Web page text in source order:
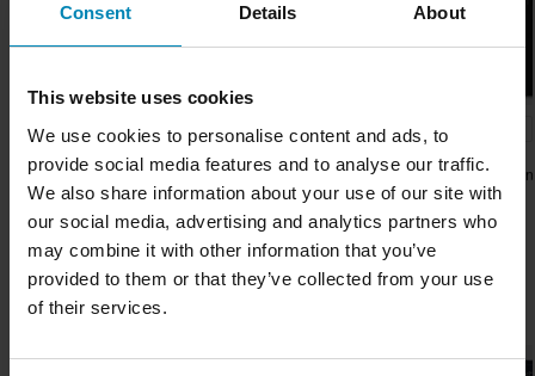
Consent Details About
This website uses cookies
We use cookies to personalise content and ads, to
provide social media features and to analyse our traffic.
We also share information about your use of our site with
our social media, advertising and analytics partners who
may combine it with other information that you’ve
provided to them or that they’ve collected from your use
of their services.
Paketmått
S
120 x 285 x 25 mm
M
130 x 285 x 20 mm
L
140 x 295 x 25 mm
tunga produkter. Se vårKundvård-sida
60 dagars returrätt*
Du har rätt att returnera din beställning inom 60 dagar.
Returavgifter tillkommer. *Rätten att returnera gäller inte för
produkter som är personaliserade eller tillverkade på beställning.
Se vår Kundvård-sida för mer information och villkor.
Skicka
555 kr -42%
949 kr
Alpinestars Blaze V3
Hoodie
899 kr -10%
999 kr
1 Recensioner
Alpinestars Ageless V3
Hoodie Med Dragkedja
899 kr
999 kr
Alpinestars
Hoodie
Populärt inom T-shirts & Linnen